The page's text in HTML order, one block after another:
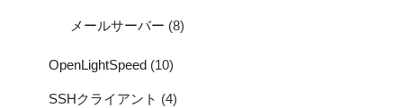
メールサーバー (8)
OpenLightSpeed (10)
SSHクライアント (4)